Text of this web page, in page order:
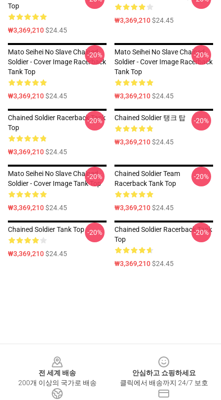
Top
₩3,369,210$24.45
₩3,369,210$24.45
Mato Seihei No Slave Chained
Soldier - Cover Image Racerback
Tank Top
₩3,369,210$24.45
-20%
Mato Seihei No Slave Chained
Soldier - Cover Image Racerback
Tank Top
₩3,369,210$24.45
-20%
Chained Soldier Racerback Tank
Top
₩3,369,210$24.45
-20% Chained Soldier 탱크 탑
₩3,369,210$24.45
-20%
Mato Seihei No Slave Chained
Soldier - Cover Image Tank Top
₩3,369,210$24.45
-20%
Chained Soldier Team
Racerback Tank Top
₩3,369,210$24.45
-20%
Chained Soldier Tank Top
₩3,369,210$24.45
-20%
Chained Soldier Racerback Tank
Top
₩3,369,210$24.45
-20%
전 세계 배송
200개 이상의 국가로 배송
안심하고 쇼핑하세요
클릭에서 배송까지 24/7 보호